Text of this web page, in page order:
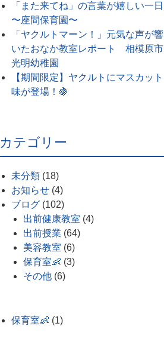
「また来てね」の言葉が嬉しい一日
〜座間保育園〜
「ヤクルトマーン！」元気な声が響
いたおなか教室レポート 相模原市
光明幼稚園
【期間限定】ヤクルトにマスカット
味が登場！🍇
カテゴリー
未分類 (18)
お知らせ (4)
ブログ (102)
出前健康教室 (4)
出前授業 (64)
美容教室 (6)
保育室👶 (3)
その他 (6)
保育室👶 (1)